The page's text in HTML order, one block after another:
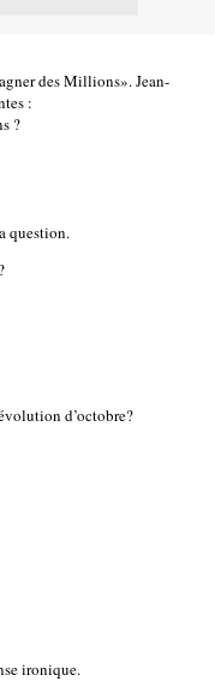
des Millions». Jean-
:
?
question.
d’octobre?
ironique.